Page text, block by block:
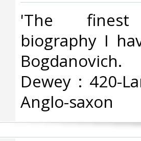
‎'The finest
biography I
Dewey : 420-
Anglo-saxon‎